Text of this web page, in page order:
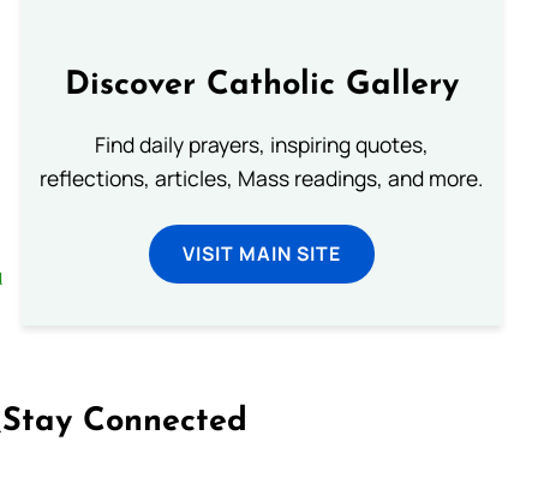
Discover Catholic Gallery
Find daily prayers, inspiring quotes,
reflections, articles, Mass readings, and more.
VISIT MAIN SITE
Stay Connected